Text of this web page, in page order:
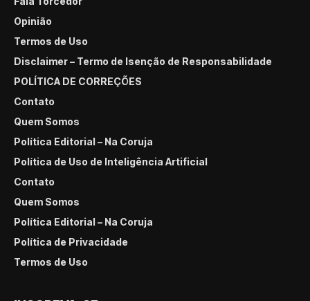
Opinião
Termos de Uso
Disclaimer – Termo de Isenção de Responsabilidade
POLÍTICA DE CORREÇÕES
Contato
Quem Somos
Política Editorial – Na Coruja
Política de Uso de Inteligência Artificial
Contato
Quem Somos
Política Editorial – Na Coruja
Política de Privacidade
Termos de Uso